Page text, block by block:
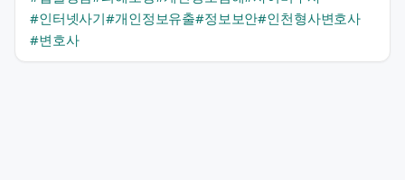
#인터넷사기#개인정보유출#정보보안#인천형사변호사
#변호사